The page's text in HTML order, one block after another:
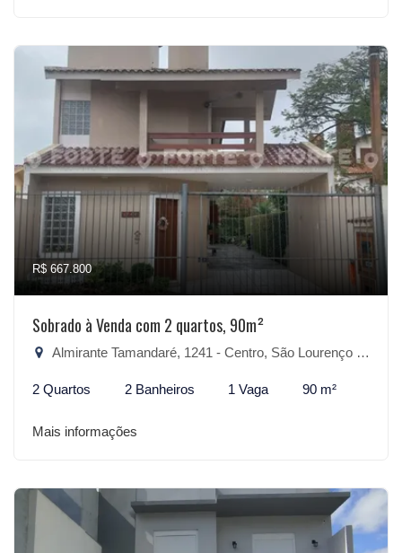
R$ 667.800
Sobrado à Venda com 2 quartos, 90m²
Almirante Tamandaré, 1241 - Centro, São Lourenço do Sul-RS
2 Quartos 2 Banheiros 1 Vaga 90 m²
Mais informações